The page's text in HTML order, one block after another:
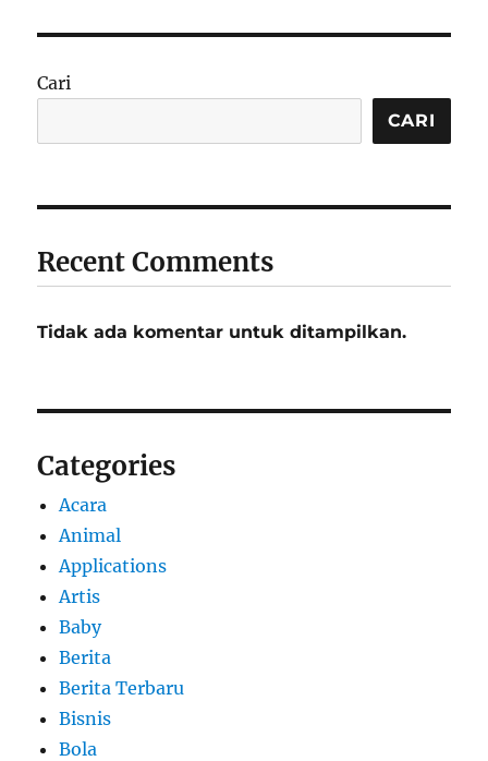
Cari
CARI
Recent Comments
Tidak ada komentar untuk ditampilkan.
Categories
Acara
Animal
Applications
Artis
Baby
Berita
Berita Terbaru
Bisnis
Bola